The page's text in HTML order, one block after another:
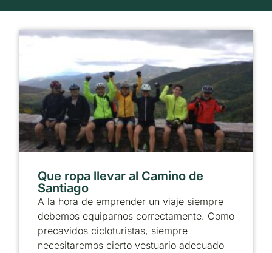
Que ropa llevar al Camino de
Santiago
A la hora de emprender un viaje siempre
debemos equiparnos correctamente. Como
precavidos cicloturistas, siempre
necesitaremos cierto vestuario adecuado